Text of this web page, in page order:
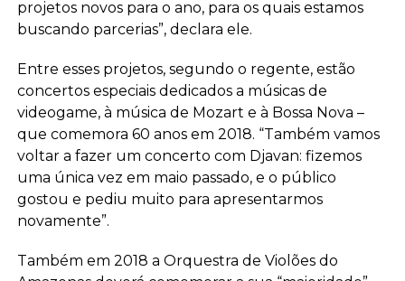
projetos novos para o ano, para os quais estamos
buscando parcerias”, declara ele.
Entre esses projetos, segundo o regente, estão
concertos especiais dedicados a músicas de
videogame, à música de Mozart e à Bossa Nova –
que comemora 60 anos em 2018. “Também vamos
voltar a fazer um concerto com Djavan: fizemos
uma única vez em maio passado, e o público
gostou e pediu muito para apresentarmos
novamente”.
Também em 2018 a Orquestra de Violões do